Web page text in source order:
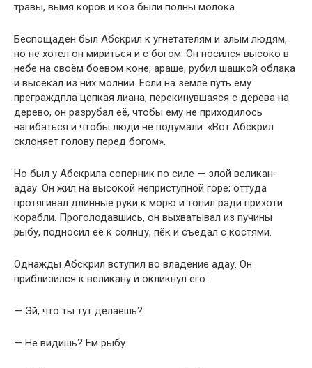
травы, вымя коров и коз были полны молока.
Беспощаден был Абскрил к угнетателям и злым людям,
но не хотел он мириться и с богом. Он носился высоко в
небе на своём боевом коне, араше, рубил шашкой облака
и высекал из них молнии. Если на земле путь ему
преграждпла цепкая лиана, перекинувшаяся с дерева на
дерево, он разрубал её, чтобы ему не приходилось
нагибаться и чтобы люди не подумали: «Вот Абскрил
склоняет голову перед богом».
Но был у Абскрила соперник по силе — злой великан-
адау. Он жил на высокой неприступной горе; оттуда
протягивал длинные руки к морю и топил ради прихоти
корабли. Проголодавшись, он выхватывал из пучины
рыбу, подносил её к солнцу, пёк и съедал с костями.
Однажды Абскрил вступил во владение адау. Он
приблизился к великану и окликнул его:
— Эй, что ты тут делаешь?
— Не видишь? Ем рыбу.